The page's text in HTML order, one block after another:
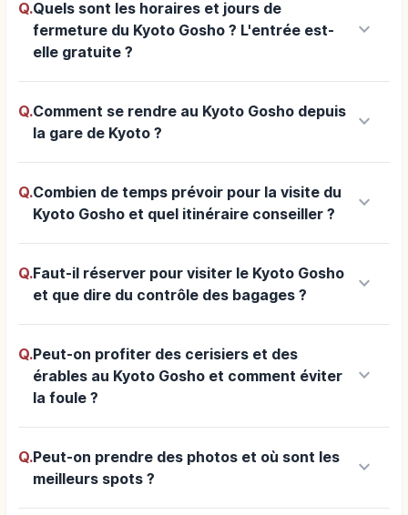
Q.Quels sont les horaires et jours de
fermeture du Kyoto Gosho ? L'entrée est-
elle gratuite ?
keyboard_arrow_down
Q.Comment se rendre au Kyoto Gosho depuis
la gare de Kyoto ?
keyboard_arrow_down
Q.Combien de temps prévoir pour la visite du
Kyoto Gosho et quel itinéraire conseiller ?
keyboard_arrow_down
Q.Faut-il réserver pour visiter le Kyoto Gosho
et que dire du contrôle des bagages ?
keyboard_arrow_down
Q.Peut-on profiter des cerisiers et des
érables au Kyoto Gosho et comment éviter
la foule ?
keyboard_arrow_down
Q.Peut-on prendre des photos et où sont les
meilleurs spots ?
keyboard_arrow_down